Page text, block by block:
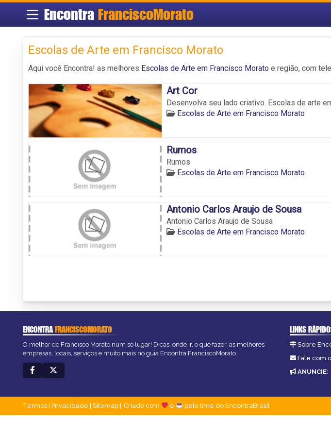
Encontra FranciscoMorato
Escolas de Arte em Francisco Morato
Aqui você Encontra! as melhores Escolas de Arte em Francisco Morato e região, com
Art Cor
Desenvolva seu lado criativo. Escolas de arte
Escolas de Arte em Francisco Morato
Rumos
Rumos
Escolas de Arte em Francisco Morato
Antonio Carlos Araujo de Sousa
Antonio Carlos Araujo de Sousa
Escolas de Arte em Francisco Morato
ENCONTRAFRANCISCOMORATO
O melhor de Francisco Morato num só lugar! Dicas, onde ir, o que fazer, as melhores
empresas, locais, serviços e muito mais no guia Encontra FranciscoMorato
LINKS
Sobre
Fale com
ANUNCIE:
Termos Privacidade Sitemap Criado com e pelo time do EncontraBrasil